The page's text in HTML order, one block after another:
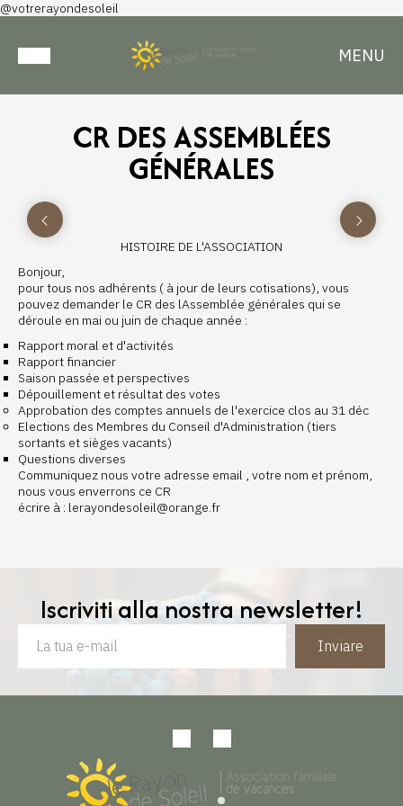
@votrerayondesoleil
MENU
CR DES ASSEMBLÉES
GÉNÉRALES
HISTOIRE DE L'ASSOCIATION
Bonjour,
pour tous nos adhérents ( à jour de leurs cotisations), vous
pouvez demander le CR des lAssemblée générales qui se
déroule en mai ou juin de chaque année :
Rapport moral et d'activités
Rapport financier
Saison passée et perspectives
Dépouillement et résultat des votes
Approbation des comptes annuels de l'exercice clos au 31 déc
Elections des Membres du Conseil d'Administration (tiers
sortants et sièges vacants)
Questions diverses
Communiquez nous votre adresse email , votre nom et prénom,
nous vous enverrons ce CR
écrire à : lerayondesoleil@orange.fr
Iscriviti alla nostra newsletter!
Inviare